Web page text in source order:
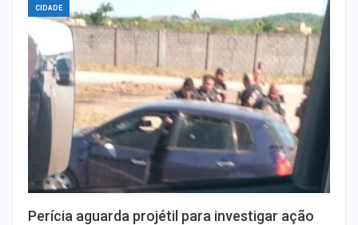
CIDADE
Perícia aguarda projétil para investigar ação